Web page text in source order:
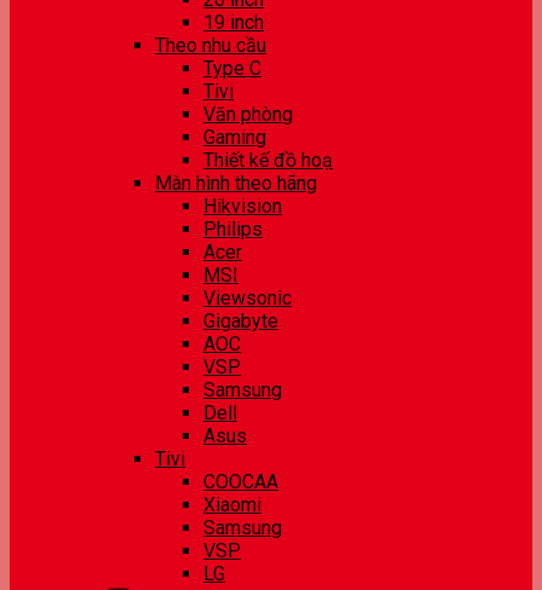
19 inch
Theo nhu cầu
Type C
Tivi
Văn phòng
Gaming
Thiết kế đồ hoạ
Màn hình theo hãng
Hikvision
Philips
Acer
MSI
Viewsonic
Gigabyte
AOC
VSP
Samsung
Dell
Asus
Tivi
COOCAA
Xiaomi
Samsung
VSP
LG